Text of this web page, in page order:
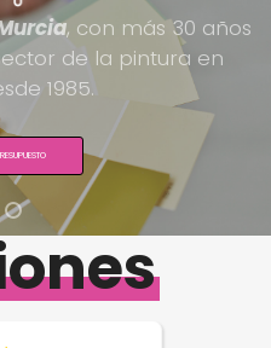
, con más 30 años
de la pintura en
1985.